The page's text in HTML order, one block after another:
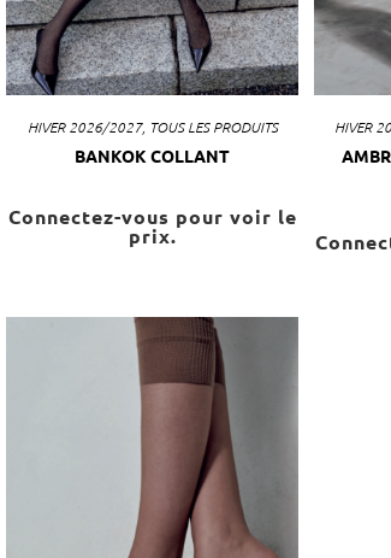
HIVER 2026/2027, TOUS LES PRODUITS
BANKOK COLLANT
Connectez-vous pour voir le
prix.
HIVER